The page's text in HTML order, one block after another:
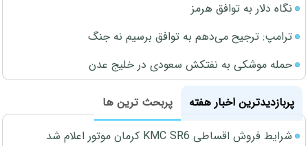
نگاه دلار به توافق هرمز
ترامپ: ترجیح می‌دهم به توافق برسیم نه جنگ
حمله موشکی به نفتکش سعودی در خلیج عدن
پربازدیدترین اخبار هفته
پربحث ترین ها
شرایط فروش اقساطی KMC SR6 کرمان موتور اعلام شد